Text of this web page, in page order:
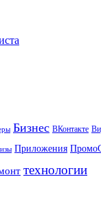
Бизнес ВКонтакте
Приложения
технологии